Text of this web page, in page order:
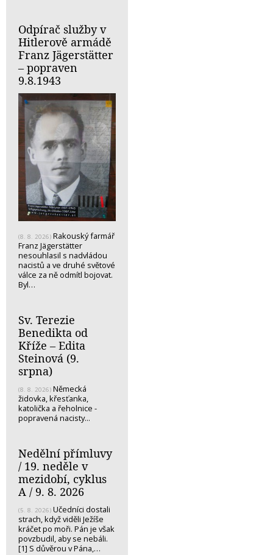
Odpírač služby v
Hitlerově armádě
Franz Jägerstätter
– popraven
9.8.1943
(8. 8. 2026) Rakouský farmář
Franz Jägerstätter
nesouhlasil s nadvládou
nacistů a ve druhé světové
válce za ně odmítl bojovat.
Byl…
Sv. Terezie
Benedikta od
Kříže – Edita
Steinová (9.
srpna)
(8. 8. 2026) Německá
židovka, křesťanka,
katolička a řeholnice -
popravená nacisty...
Nedělní přímluvy
/ 19. neděle v
mezidobí, cyklus
A / 9. 8. 2026
(5. 8. 2026) Učedníci dostali
strach, když viděli Ježíše
kráčet po moři. Pán je však
povzbudil, aby se nebáli.
[1] S důvěrou v Pána,…